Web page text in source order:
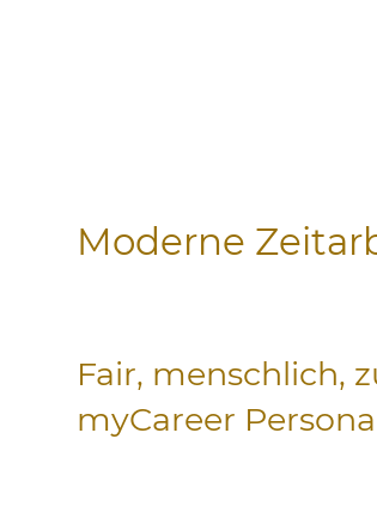
Moderne
Fair, menschlich,
myCareer